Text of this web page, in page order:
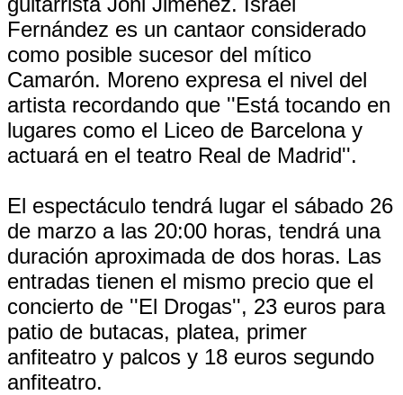
Fernández es un cantaor considerado
como posible sucesor del mítico
Camarón. Moreno expresa el nivel del
artista recordando que ''Está tocando en
lugares como el Liceo de Barcelona y
actuará en el teatro Real de Madrid''.
El espectáculo tendrá lugar el sábado 26
de marzo a las 20:00 horas, tendrá una
duración aproximada de dos horas. Las
entradas tienen el mismo precio que el
concierto de ''El Drogas'', 23 euros para
patio de butacas, platea, primer
anfiteatro y palcos y 18 euros segundo
anfiteatro.